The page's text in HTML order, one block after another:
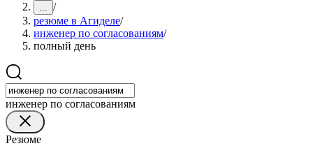
... /
резюме в Агиделе/
инженер по согласованиям/
полный день
инженер по согласованиям
Резюме